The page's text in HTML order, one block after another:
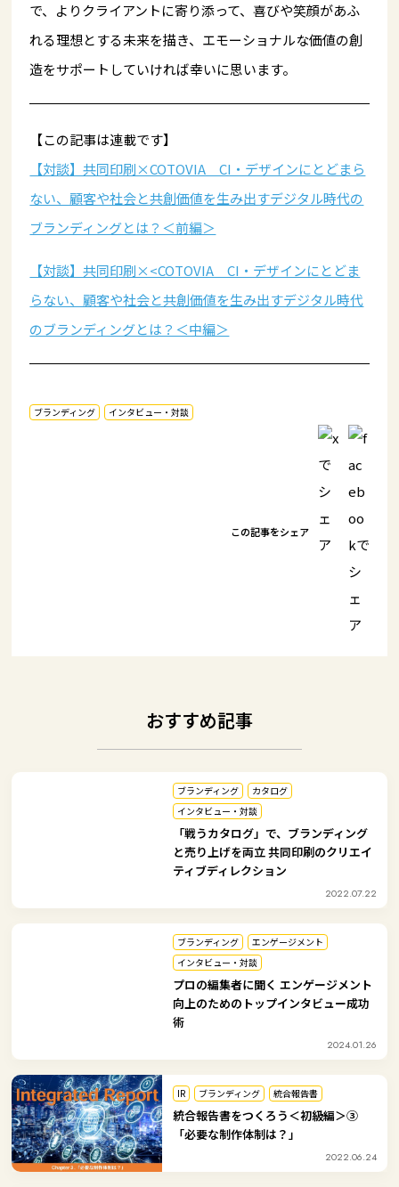
で、よりクライアントに寄り添って、喜びや笑顔があふ
れる理想とする未来を描き、エモーショナルな価値の創
造をサポートしていければ幸いに思います。
【この記事は連載です】
【対談】共同印刷×COTOVIA CI・デザインにとどまら
ない、顧客や社会と共創価値を生み出すデジタル時代の
ブランディングとは？＜前編＞
【対談】共同印刷×<COTOVIA CI・デザインにとどま
らない、顧客や社会と共創価値を生み出すデジタル時代
のブランディングとは？＜中編＞
ブランディング インタビュー・対談
この記事をシェア
おすすめ記事
ブランディング
カタログ
インタビュー・対談
「戦うカタログ」で、ブランディング
と売り上げを両立 共同印刷のクリエイ
ティブディレクション
2022.07.22
ブランディング
エンゲージメント
インタビュー・対談
プロの編集者に聞く エンゲージメント
向上のためのトップインタビュー成功
術
2024.01.26
IR ブランディング 統合報告書
統合報告書をつくろう＜初級編＞③
「必要な制作体制は？」
2022.06.24